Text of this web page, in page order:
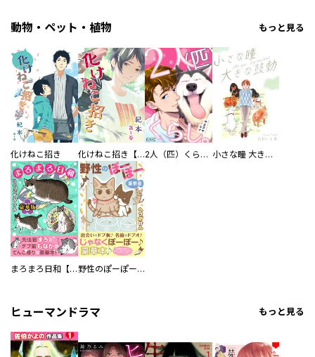
動物・ペット・植物 もっと見る
化けねこ招き 化けねこ招き【描きおろし付合冊版】 2人（匹）くらし。 小さな瞳 大きな鼓動
まろまろ日和【豪華版】 野性のぽーぽー【豪華版】
ヒューマンドラマ もっと見る